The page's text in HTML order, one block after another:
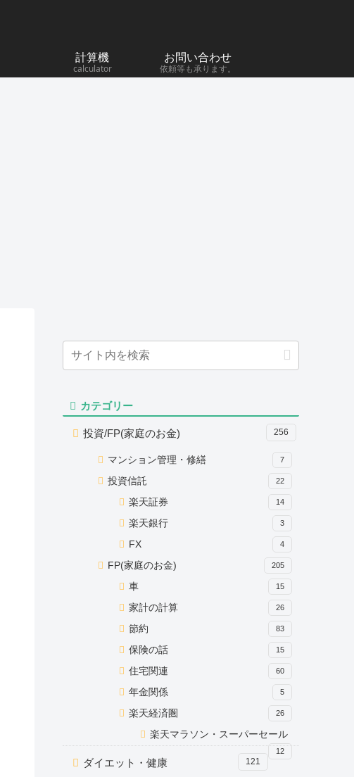
計算機
calculator
お問い合わせ
依頼等も承ります。
カテゴリー
投資/FP(家庭のお金) 256
マンション管理・修繕 7
投資信託 22
楽天証券 14
楽天銀行 3
FX 4
FP(家庭のお金) 205
車 15
家計の計算 26
節約 83
保険の話 15
住宅関連 60
年金関係 5
楽天経済圏 26
楽天マラソン・スーパーセール
12
ダイエット・健康 121